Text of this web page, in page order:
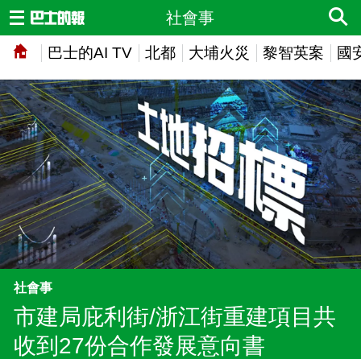
巴士的AI TV 北都 大埔火災 黎智英案 國
社會事
社會事
市建局庇利街/浙江街重建項目共
收到27份合作發展意向書